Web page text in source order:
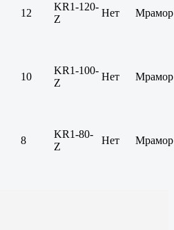
12
KR1-120-
Z
Нет Мрамор
10
KR1-100-
Z
Нет Мрамор
8
KR1-80-
Z
Нет Мрамор